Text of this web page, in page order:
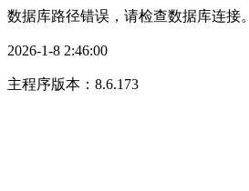
数据库路径错误，请检查数据库连接。
2026-1-8 2:46:00
主程序版本：8.6.173